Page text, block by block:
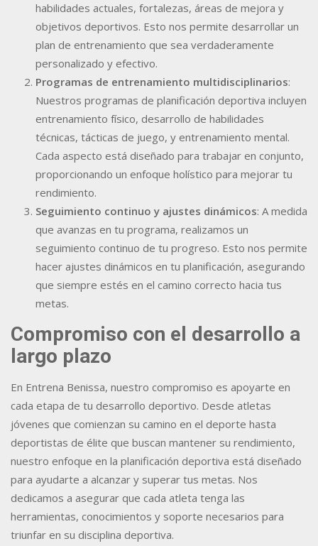
habilidades actuales, fortalezas, áreas de mejora y
objetivos deportivos. Esto nos permite desarrollar un
plan de entrenamiento que sea verdaderamente
personalizado y efectivo.
Programas de entrenamiento multidisciplinarios:
Nuestros programas de planificación deportiva incluyen
entrenamiento físico, desarrollo de habilidades
técnicas, tácticas de juego, y entrenamiento mental.
Cada aspecto está diseñado para trabajar en conjunto,
proporcionando un enfoque holístico para mejorar tu
rendimiento.
Seguimiento continuo y ajustes dinámicos: A medida
que avanzas en tu programa, realizamos un
seguimiento continuo de tu progreso. Esto nos permite
hacer ajustes dinámicos en tu planificación, asegurando
que siempre estés en el camino correcto hacia tus
metas.
Compromiso con el desarrollo a
largo plazo
En Entrena Benissa, nuestro compromiso es apoyarte en
cada etapa de tu desarrollo deportivo. Desde atletas
jóvenes que comienzan su camino en el deporte hasta
deportistas de élite que buscan mantener su rendimiento,
nuestro enfoque en la planificación deportiva está diseñado
para ayudarte a alcanzar y superar tus metas. Nos
dedicamos a asegurar que cada atleta tenga las
herramientas, conocimientos y soporte necesarios para
triunfar en su disciplina deportiva.